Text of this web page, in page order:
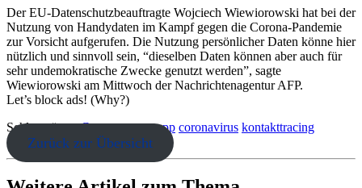
Der EU-Datenschutzbeauftragte Wojciech Wiewiorowski hat bei der
Nutzung von Handydaten im Kampf gegen die Corona-Pandemie
zur Vorsicht aufgerufen. Die Nutzung persönlicher Daten könne hier
nützlich und sinnvoll sein, “dieselben Daten können aber auch für
sehr undemokratische Zwecke genutzt werden”, sagte
Wiewiorowski am Mittwoch der Nachrichtenagentur AFP.
Let’s block ads! (Why?)
Schlagwörter: Corona coronaapp coronavirus kontakttracing
Zurück zur Übersicht